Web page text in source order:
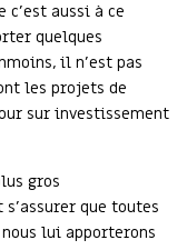
c'est aussi à ce
quelques
il n'est pas
les projets de
sur investissement
gros
que toutes
lui apporterons